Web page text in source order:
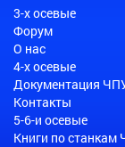
3-х осевые
Форум
О нас
4-х осевые
Документация
Контакты
5-6-и осевые
Книги по станкам